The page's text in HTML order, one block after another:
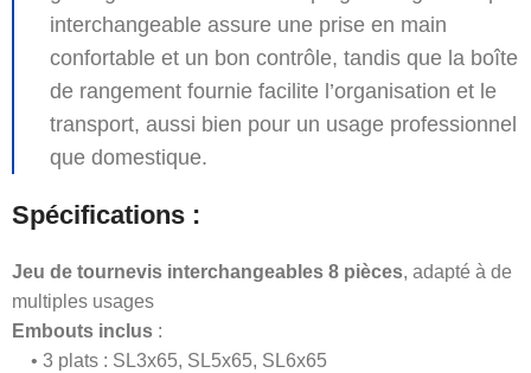
interchangeable assure une prise en main
confortable et un bon contrôle, tandis que la boîte
de rangement fournie facilite l’organisation et le
transport, aussi bien pour un usage professionnel
que domestique.
Spécifications :
Jeu de tournevis interchangeables 8 pièces, adapté à de
multiples usages
Embouts inclus :
• 3 plats : SL3x65, SL5x65, SL6x65